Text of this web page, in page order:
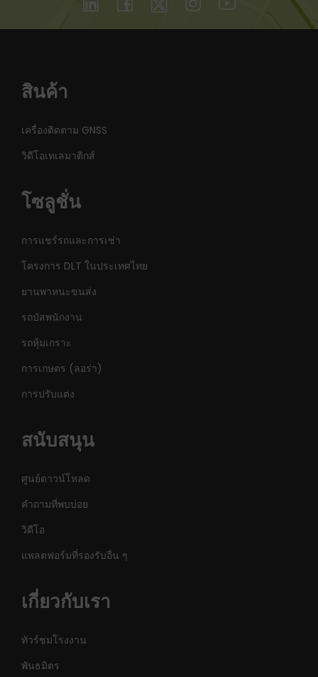
สินค้า
เครื่องติดตาม GNSS
วิดีโอเทเลมาติกส์
โซลูชั่น
การแชร์รถและการเช่า
โครงการ DLT ในประเทศไทย
ยานพาหนะขนส่ง
รถบัสพนักงาน
รถหุ้มเกราะ
การเกษตร (ลอร่า)
การปรับแต่ง
สนับสนุน
ศูนย์ดาวน์โหลด
คำถามที่พบบ่อย
วิดีโอ
แพลตฟอร์มที่รองรับอื่น ๆ
เกี่ยวกับเรา
ทัวร์ชมโรงงาน
พันธมิตร